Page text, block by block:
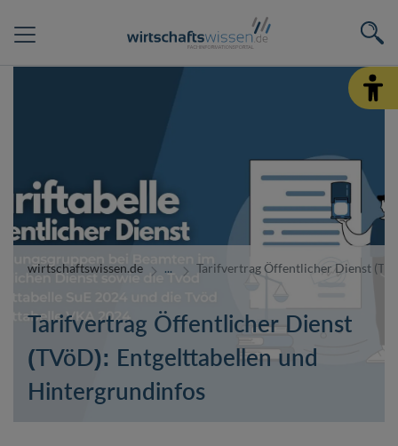
wirtschaftswissen.de Tarifvertrag Öffentlicher Dienst
Tarifvertrag Öffentlicher Dienst
(TVöD): Entgelttabellen und
Hintergrundinfos